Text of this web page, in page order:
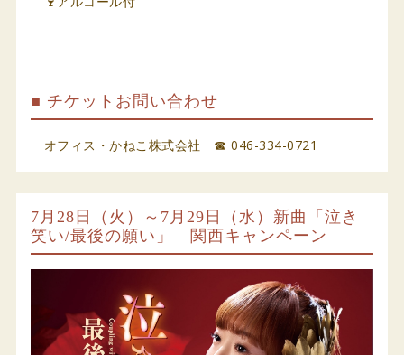
■ チケットお問い合わせ
オフィス・かねこ株式会社 ☎ 046-334-0721
7月28日（火）～7月29日（水）新曲「泣き
笑い/最後の願い」 関西キャンペーン